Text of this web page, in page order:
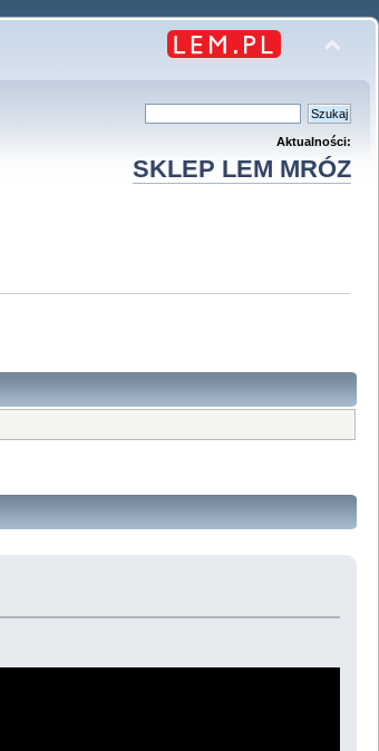
Aktualności:
SKLEP LEM MRÓZ